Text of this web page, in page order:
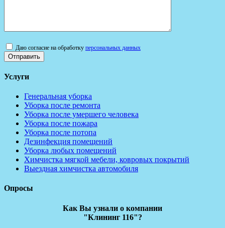
Даю согласие на обработку персональных данных
Услуги
Генеральная уборка
Уборка после ремонта
Уборка после умершего человека
Уборка после пожара
Уборка после потопа
Дезинфекция помещений
Уборка любых помещений
Химчистка мягкой мебели, ковровых покрытий
Выездная химчистка автомобиля
Опросы
Как Вы узнали о компании
"Клининг 116"?